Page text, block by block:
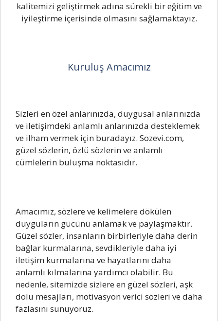
kalitemizi geliştirmek adına sürekli bir eğitim ve
iyileştirme içerisinde olmasını sağlamaktayız.
Kuruluş Amacımız
Sizleri en özel anlarınızda, duygusal anlarınızda
ve iletişimdeki anlamlı anlarınızda desteklemek
ve ilham vermek için buradayız. Sozevi.com,
güzel sözlerin, özlü sözlerin ve anlamlı
cümlelerin buluşma noktasıdır.
Amacımız, sözlere ve kelimelere dökülen
duyguların gücünü anlamak ve paylaşmaktır.
Güzel sözler, insanların birbirleriyle daha derin
bağlar kurmalarına, sevdikleriyle daha iyi
iletişim kurmalarına ve hayatlarını daha
anlamlı kılmalarına yardımcı olabilir. Bu
nedenle, sitemizde sizlere en güzel sözleri, aşk
dolu mesajları, motivasyon verici sözleri ve daha
fazlasını sunuyoruz.